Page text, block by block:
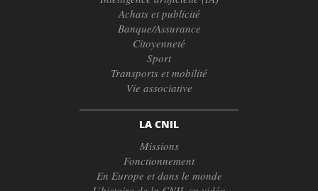
Achats et publicité
Banque/Assurance
Citoyenneté
Sport
Transports et mobilité
Vie associative
LA CNIL
Missions
Fonctionnement
En Europe et dans le monde